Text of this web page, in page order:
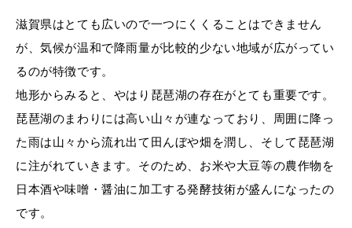
滋賀県はとても広いので一つにくくることはできません
が、気候が温和で降雨量が比較的少ない地域が広がってい
るのが特徴です。
地形からみると、やはり琵琶湖の存在がとても重要です。
琵琶湖のまわりには高い山々が連なっており、周囲に降っ
た雨は山々から流れ出て田んぼや畑を潤し、そして琵琶湖
に注がれていきます。そのため、お米や大豆等の農作物を
日本酒や味噌・醤油に加工する発酵技術が盛んになったの
です。